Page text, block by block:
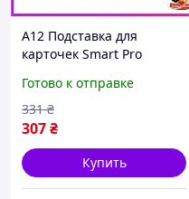
A12 Подставка для
карточек Smart Pro
10шт серебристая
ценникодержатель для
банк MAX14
Готово к отправке
307₴
331 ₴
Купить